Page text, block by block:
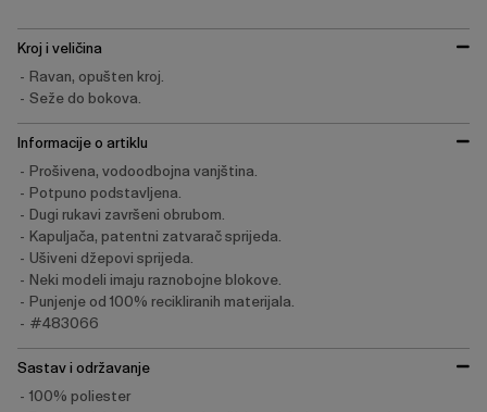
Kroj i veličina
Ravan, opušten kroj.
Seže do bokova.
Informacije o artiklu
Prošivena, vodoodbojna vanjština.
Potpuno podstavljena.
Dugi rukavi završeni obrubom.
Kapuljača, patentni zatvarač sprijeda.
Ušiveni džepovi sprijeda.
Neki modeli imaju raznobojne blokove.
Punjenje od 100% recikliranih materijala.
#483066
Sastav i održavanje
100% poliester